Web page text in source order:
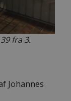
fra 3.
Johannes